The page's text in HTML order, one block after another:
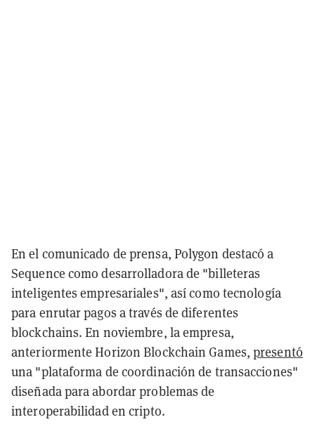
En el comunicado de prensa, Polygon destacó a
Sequence como desarrolladora de "billeteras
inteligentes empresariales", así como tecnología
para enrutar pagos a través de diferentes
blockchains. En noviembre, la empresa,
anteriormente Horizon Blockchain Games,presentó
una "plataforma de coordinación de transacciones"
diseñada para abordar problemas de
interoperabilidad en cripto.